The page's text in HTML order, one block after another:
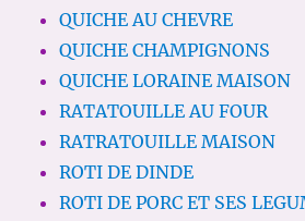
QUICHE AU CHEVRE
QUICHE CHAMPIGNONS
QUICHE LORAINE MAISON
RATATOUILLE AU FOUR
RATRATOUILLE MAISON
ROTI DE DINDE
ROTI DE PORC ET SES